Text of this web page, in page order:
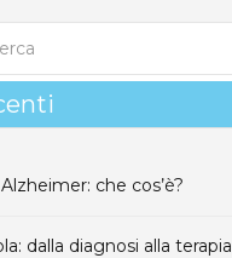
che cos’è?
dalla diagnosi alla terapia